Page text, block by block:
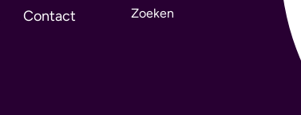
Contact